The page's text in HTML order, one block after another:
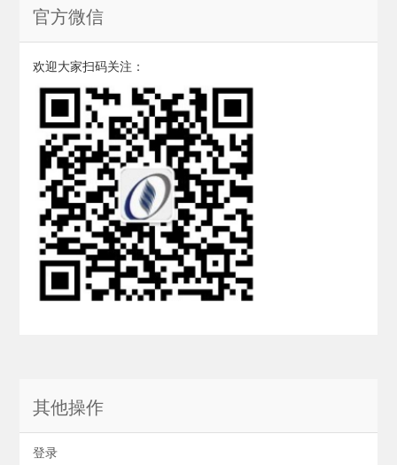
官方微信
欢迎大家扫码关注：
其他操作
登录